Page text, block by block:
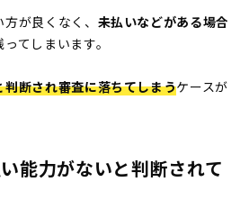
が良くなく、 未払いなどがある場合
てしまいます。
断され審査に落ちてしまうケースが
能力がないと判断されて